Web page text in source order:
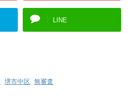
LINE
, 堺市中区, 無審査